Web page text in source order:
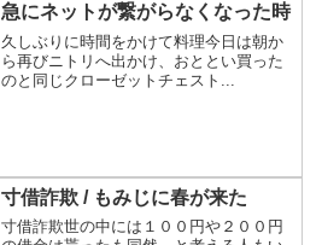
急にネットが繋がらなくなった時
久しぶりに時間をかけて料理今日は朝か
ら再びニトリへ出かけ、おととい買った
のと同じクローゼットチェスト...
寸借詐欺 / もみじに春が来た
寸借詐欺世の中には１００円や２００円